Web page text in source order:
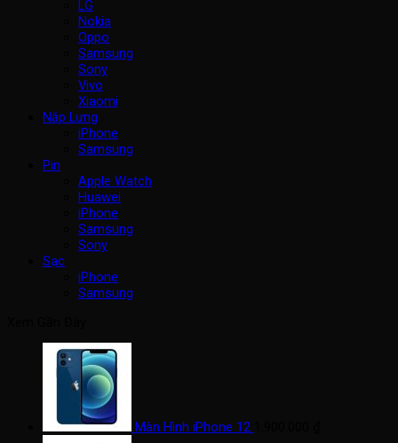
LG
Nokia
Oppo
Samsung
Sony
Vivo
Xiaomi
Nắp Lưng
iPhone
Samsung
Pin
Apple Watch
Huawei
iPhone
Samsung
Sony
Sạc
iPhone
Samsung
Màn Hình iPhone 12